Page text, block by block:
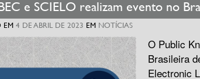
e SCIELO realizam evento no
EM 4 DE ABRIL DE 2023 EM NOTÍCIAS
O Public
Brasileira
Electronic